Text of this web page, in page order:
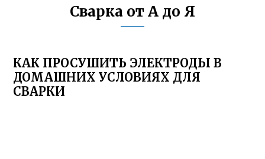
Сварка от А до Я
КАК ПРОСУШИТЬ ЭЛЕКТРОДЫ В
ДОМАШНИХ УСЛОВИЯХ ДЛЯ
СВАРКИ